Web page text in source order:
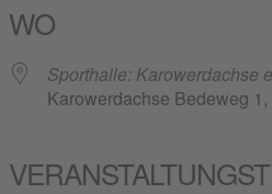
WO
Sporthalle: Karowerdachse
Karowerdachse Bedeweg